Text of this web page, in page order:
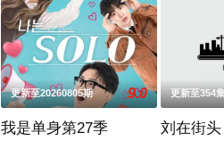
更新至20260805期 9.0
我是单身第27季
更新至354
刘在街头